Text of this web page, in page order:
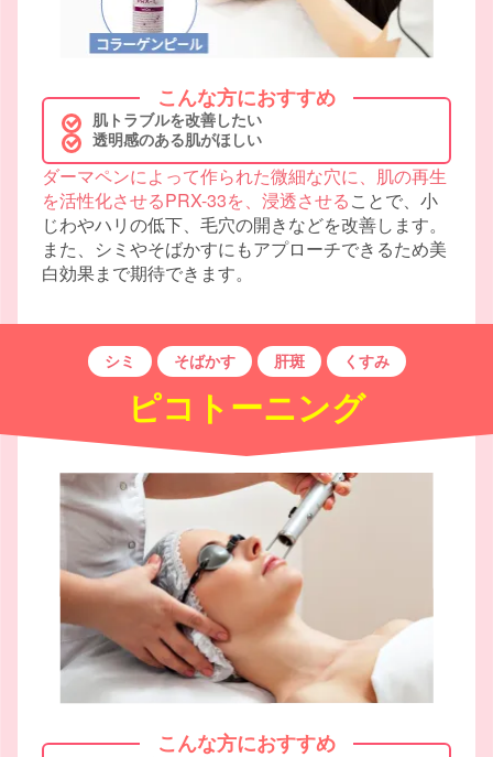
ダーマペンによって作られた微細な穴に、肌の再生
を活性化させるPRX-33を、浸透させることで、小
じわやハリの低下、毛穴の開きなどを改善します。
また、シミやそばかすにもアプローチできるため美
白効果まで期待できます。
こんな方におすすめ
肌トラブルを改善したい
透明感のある肌がほしい
シミ そばかす 肝斑 くすみ
ピコトーニング
こんな方におすすめ